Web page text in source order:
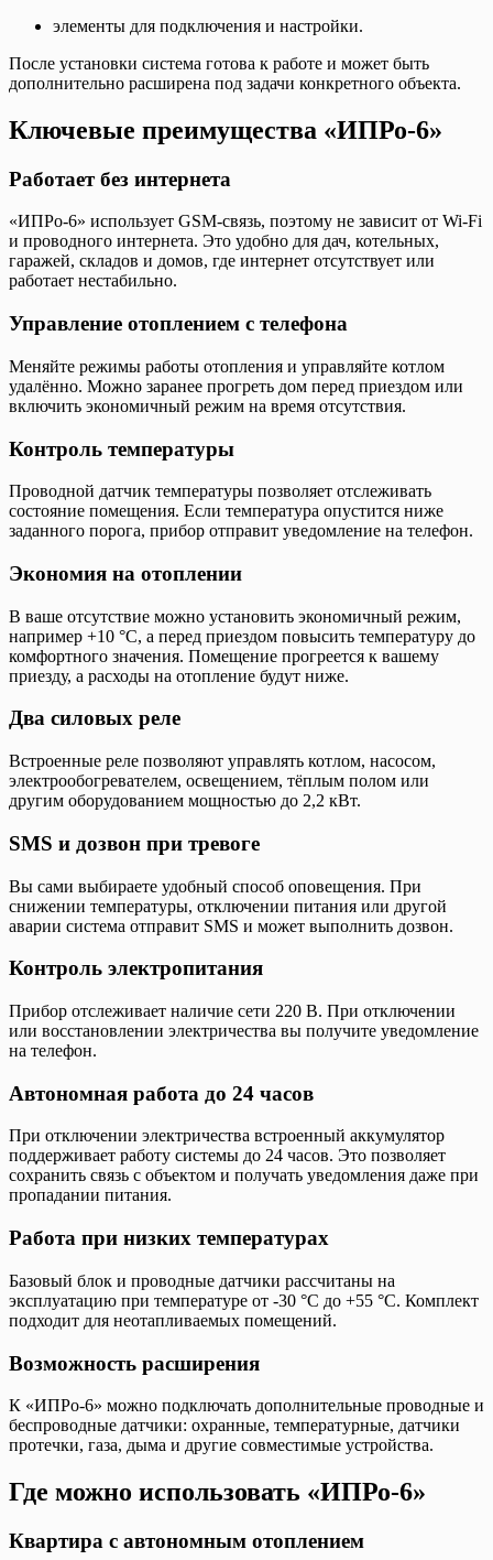
элементы для подключения и настройки.
После установки система готова к работе и может быть
дополнительно расширена под задачи конкретного объекта.
Ключевые преимущества «ИПРо-6»
Работает без интернета
«ИПРо-6» использует GSM-связь, поэтому не зависит от Wi-Fi
и проводного интернета. Это удобно для дач, котельных,
гаражей, складов и домов, где интернет отсутствует или
работает нестабильно.
Управление отоплением с телефона
Меняйте режимы работы отопления и управляйте котлом
удалённо. Можно заранее прогреть дом перед приездом или
включить экономичный режим на время отсутствия.
Контроль температуры
Проводной датчик температуры позволяет отслеживать
состояние помещения. Если температура опустится ниже
заданного порога, прибор отправит уведомление на телефон.
Экономия на отоплении
В ваше отсутствие можно установить экономичный режим,
например +10 °C, а перед приездом повысить температуру до
комфортного значения. Помещение прогреется к вашему
приезду, а расходы на отопление будут ниже.
Два силовых реле
Встроенные реле позволяют управлять котлом, насосом,
электрообогревателем, освещением, тёплым полом или
другим оборудованием мощностью до 2,2 кВт.
SMS и дозвон при тревоге
Вы сами выбираете удобный способ оповещения. При
снижении температуры, отключении питания или другой
аварии система отправит SMS и может выполнить дозвон.
Контроль электропитания
Прибор отслеживает наличие сети 220 В. При отключении
или восстановлении электричества вы получите уведомление
на телефон.
Автономная работа до 24 часов
При отключении электричества встроенный аккумулятор
поддерживает работу системы до 24 часов. Это позволяет
сохранить связь с объектом и получать уведомления даже при
пропадании питания.
Работа при низких температурах
Базовый блок и проводные датчики рассчитаны на
эксплуатацию при температуре от -30 °C до +55 °C. Комплект
подходит для неотапливаемых помещений.
Возможность расширения
К «ИПРо-6» можно подключать дополнительные проводные и
беспроводные датчики: охранные, температурные, датчики
протечки, газа, дыма и другие совместимые устройства.
Где можно использовать «ИПРо-6»
Квартира с автономным отоплением